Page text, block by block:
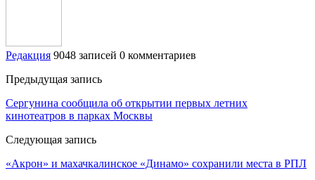
Редакция 9048 записей 0 комментариев
Предыдущая запись
Сергунина сообщила об открытии первых летних
кинотеатров в парках Москвы
Следующая запись
«Акрон» и махачкалинское «Динамо» сохранили места в РПЛ